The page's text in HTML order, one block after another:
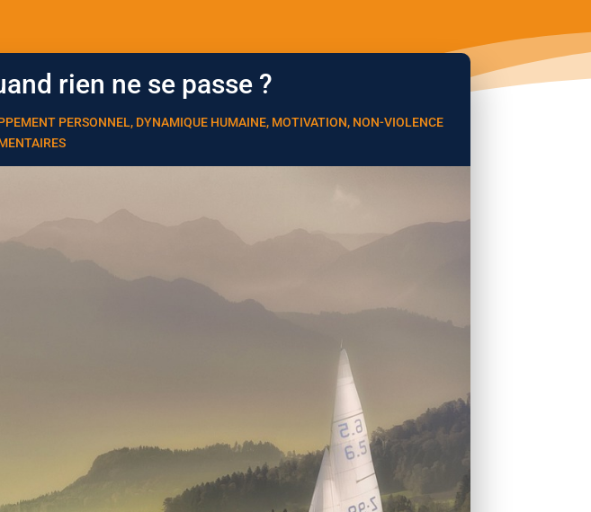
rien ne se passe ?
PERSONNEL, DYNAMIQUE HUMAINE, MOTIVATION, NON-VIOLENCE